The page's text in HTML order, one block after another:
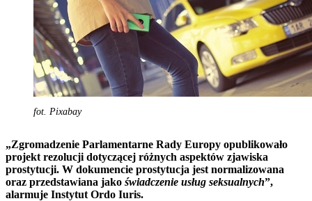
fot. Pixabay
„Zgromadzenie Parlamentarne Rady Europy opublikowało
projekt rezolucji dotyczącej różnych aspektów zjawiska
prostytucji. W dokumencie prostytucja jest normalizowana
oraz przedstawiana jako świadczenie usług seksualnych”,
alarmuje Instytut Ordo Iuris.